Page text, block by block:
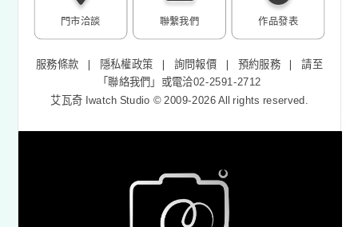
門市洽談 作品發表
聯繫我們
服務條款 ❘ 隱私權政策 ❘詢問報價 ❘預約服務 ❘請至
「聯絡我們 」或電洽02-2591-2712
艾瓦奇 Iwatch Studio © 2009-2026 All rights reserved.